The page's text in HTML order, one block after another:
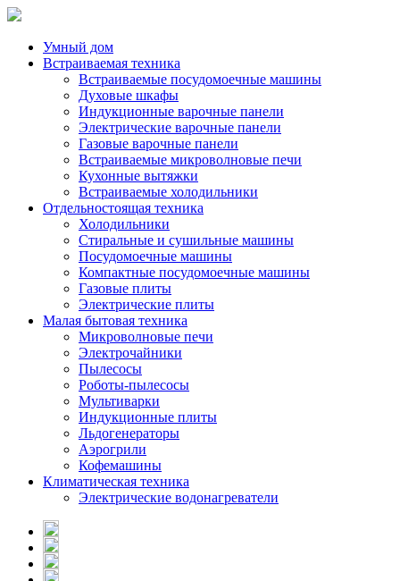
Умный дом
Встраиваемая техника
Встраиваемые посудомоечные машины
Духовые шкафы
Индукционные варочные панели
Электрические варочные панели
Газовые варочные панели
Встраиваемые микроволновые печи
Кухонные вытяжки
Встраиваемые холодильники
Отдельностоящая техника
Холодильники
Стиральные и сушильные машины
Посудомоечные машины
Компактные посудомоечные машины
Газовые плиты
Электрические плиты
Малая бытовая техника
Микроволновые печи
Электрочайники
Пылесосы
Роботы-пылесосы
Мультиварки
Индукционные плиты
Льдогенераторы
Аэрогрили
Кофемашины
Климатическая техника
Электрические водонагреватели